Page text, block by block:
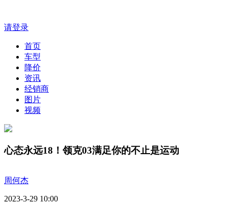
请登录
首页
车型
降价
资讯
经销商
图片
视频
心态永远18！领克03满足你的不止是运动
周何杰
2023-3-29 10:00